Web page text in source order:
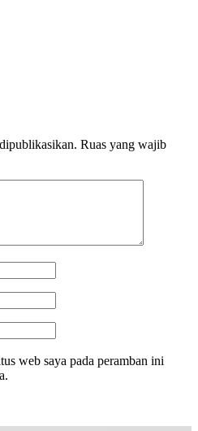
Ruas yang wajib
web saya pada peramban ini